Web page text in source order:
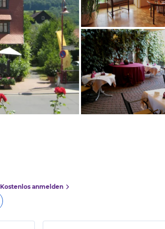
vom Hotelier, Juli 2014
Kostenlos anmelden